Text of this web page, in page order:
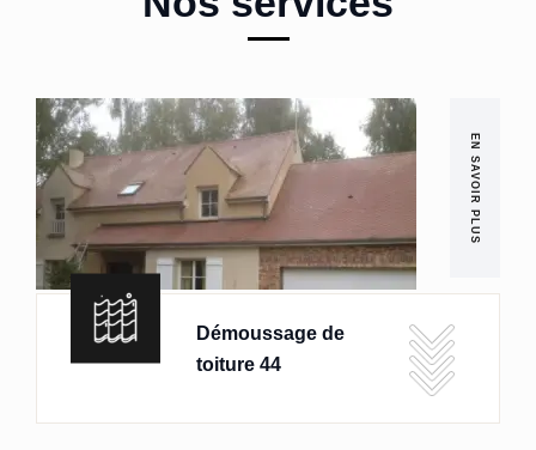
EN SAVOIR PLUS
Démoussage de
toiture 44